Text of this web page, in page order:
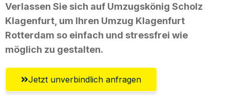
Verlassen Sie sich auf Umzugskönig Scholz
Klagenfurt, um Ihren Umzug Klagenfurt
Rotterdam so einfach und stressfrei wie
möglich zu gestalten.
Jetzt unverbindlich anfragen